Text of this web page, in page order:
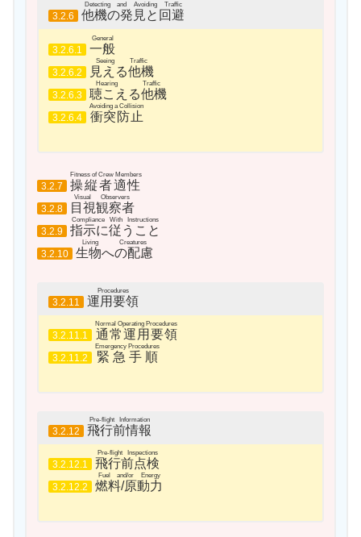
3.2.6 他機の発見と回避
Detecting and Avoiding Traffic
3.2.6.1 一般
General
3.2.6.2 見える他機
Seeing Traffic
3.2.6.3 聴こえる他機
Hearing Traffic
3.2.6.4 衝突防止
Avoiding a Collision
3.2.7 操縦者適性
Fitness of Crew Members
3.2.8 目視観察者
Visual Observers
3.2.9 指示に従うこと
Compliance With Instructions
3.2.10 生物への配慮
Living Creatures
3.2.11 運用要領
Procedures
3.2.11.1 通常運用要領
Normal Operating Procedures
3.2.11.2 緊急手順
Emergency Procedures
3.2.12 飛行前情報
Pre-flight Information
3.2.12.1 飛行前点検
Pre-flight Inspections
3.2.12.2 燃料/原動力
Fuel and/or Energy